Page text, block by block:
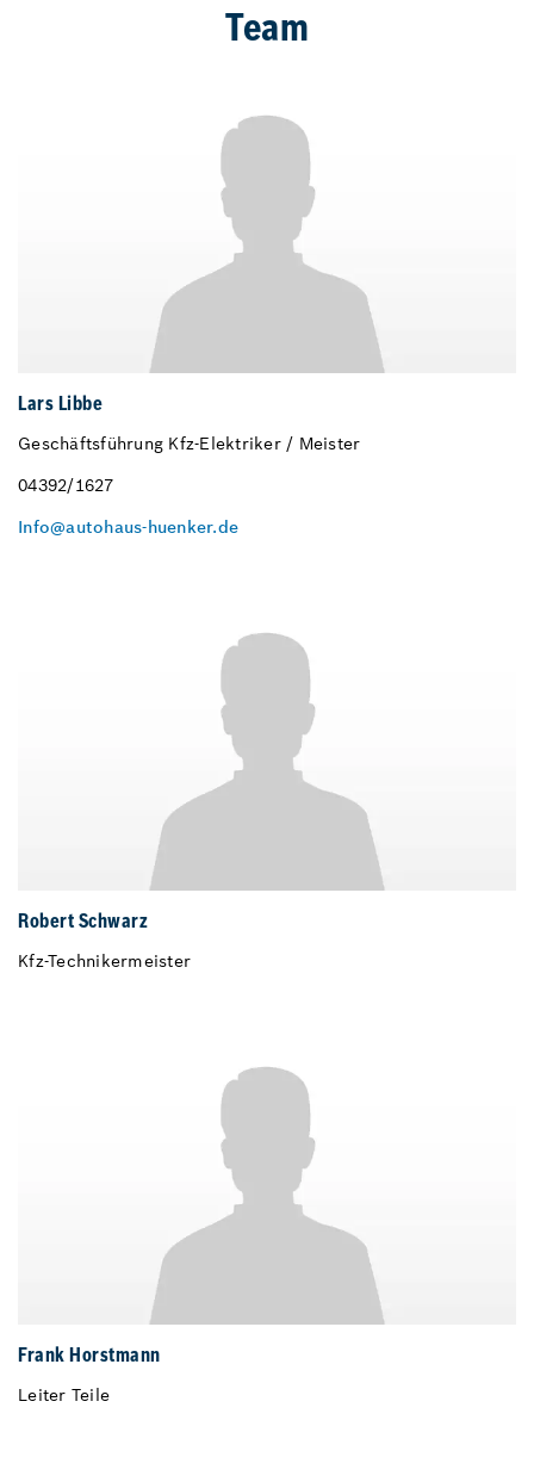
Team
Lars Libbe
Geschäftsführung Kfz-Elektriker / Meister
04392/1627
Info@autohaus-huenker.de
Robert Schwarz
Kfz-Technikermeister
Frank Horstmann
Leiter Teile